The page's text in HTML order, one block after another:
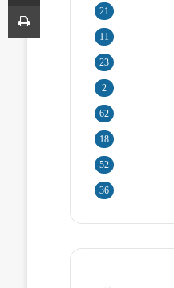
21
11
23
2
62
18
52
36